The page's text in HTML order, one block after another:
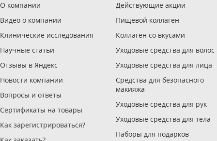
О компании
Видео о компании
Клинические исследования
Научные статьи
Отзывы в Яндекс
Новости компании
Вопросы и ответы
Сертификаты на товары
Как зарегистрироваться?
Действующие акции
Пищевой коллаген
Коллаген со вкусами
Уходовые средства для волос
Уходовые средства для лица
Средства для безопасного
макияжа
Уходовые средства для рук
Уходовые средства для тела
Наборы для подарков